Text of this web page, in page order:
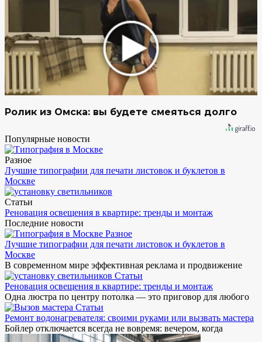
Ролик из Омска: вы будете смеяться долго
Популярные новости
Разное
Лучшие типографии для печати листовок и буклетов в
Москве
Статьи
Реновация освещения в квартире: тренды и монтаж
Последние новости
Разное
Лучшие типографии для печати листовок и буклетов в
Москве
В современном мире эффективная реклама и продвижение
Статьи
Реновация освещения в квартире: тренды и монтаж
Одна люстра по центру потолка — это приговор для любого
Статьи
Ремонт водонагревателя: своими руками или вызвать мастера
Бойлер отключается всегда не вовремя: вечером, когда